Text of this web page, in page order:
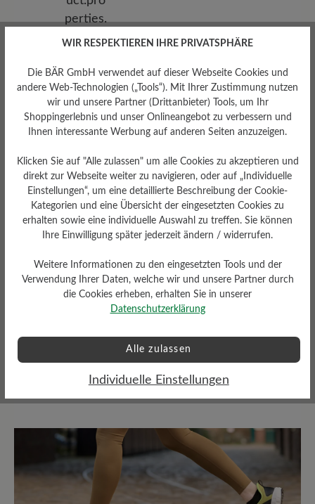
Sohlentyp
EVA Light Balance-Sohle mit
Vibram Street Gummiprofil
Bewertungen lesen
2 von 2 Bewertungen
Durchschnittliche Bewertung
5 von 5 Sternen
WIR RESPEKTIEREN IHRE PRIVATSPHÄRE
Die BÄR GmbH verwendet auf dieser Webseite Cookies und
andere Web-Technologien („Tools“). Mit Ihrer Zustimmung nutzen
wir und unsere Partner (Drittanbieter) Tools, um Ihr
Shoppingerlebnis und unser Onlineangebot zu verbessern und
Ihnen interessante Werbung auf anderen Seiten anzuzeigen.
Klicken Sie auf "Alle zulassen" um alle Cookies zu akzeptieren und
direkt zur Webseite weiter zu navigieren, oder auf „Individuelle
Einstellungen“, um eine detaillierte Beschreibung der Cookie-
Kategorien und eine Übersicht der eingesetzten Cookies zu
erhalten sowie eine individuelle Auswahl zu treffen. Sie können
Ihre Einwilligung später jederzeit ändern / widerrufen.
Weitere Informationen zu den eingesetzten Tools und der
Verwendung Ihrer Daten, welche wir und unsere Partner durch
die Cookies erheben, erhalten Sie in unserer
Datenschutzerklärung
Alle zulassen
Individuelle Einstellungen